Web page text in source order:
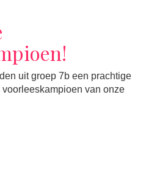
uit groep 7b een prachtige
van onze